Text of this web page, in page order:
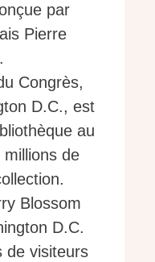
par
Pierre
Congrès,
D.C., est
au
de
Blossom
D.C.
de visiteurs